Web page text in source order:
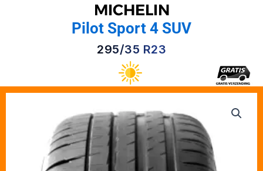
MICHELIN
Pilot Sport 4 SUV
295/35 R23